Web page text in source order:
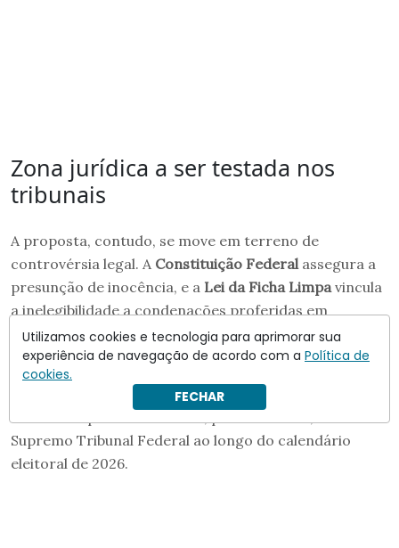
Zona jurídica a ser testada nos
tribunais
A proposta, contudo, se move em terreno de
controvérsia legal. A Constituição Federal assegura a
presunção de inocência, e a Lei da Ficha Limpa vincula
a inelegibilidade a condenações proferidas em
segunda instância.
O uso de provas de investigações ainda em curso para
barrar candidaturas deverá ser objeto de disputa no
Supremo Tribunal Federal ao longo do calendário
eleitoral de 2026.
Utilizamos cookies e tecnologia para aprimorar sua
experiência de navegação de acordo com a Política de
cookies.
FECHAR